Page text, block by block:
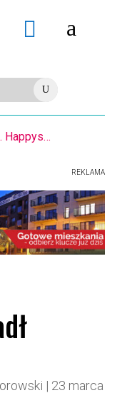
 a
U
REKLAMA
| 23 marca